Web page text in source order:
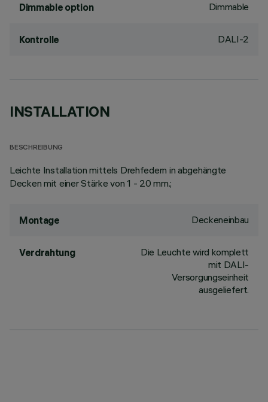
Dimmable option Dimmable
Kontrolle DALI-2
INSTALLATION
BESCHREIBUNG
Leichte Installation mittels Drehfedern in abgehängte
Decken mit einer Stärke von 1 - 20 mm.;
Montage Deckeneinbau
Verdrahtung
Die Leuchte wird komplett
mit DALI-
Versorgungseinheit
ausgeliefert.